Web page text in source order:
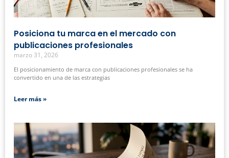
Posiciona tu marca en el mercado con
publicaciones profesionales
marzo 31, 2026
El posicionamiento de marca con publicaciones profesionales se ha
convertido en una de las estrategias
Leer más »